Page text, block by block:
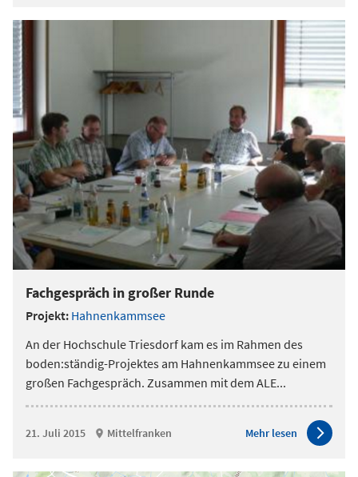
Fachgespräch in großer Runde
Projekt: Hahnenkammsee
An der Hochschule Triesdorf kam es im Rahmen des
boden:ständig-Projektes am Hahnenkammsee zu einem
großen Fachgespräch. Zusammen mit dem ALE...
21. Juli 2015 Mittelfranken Mehr lesen